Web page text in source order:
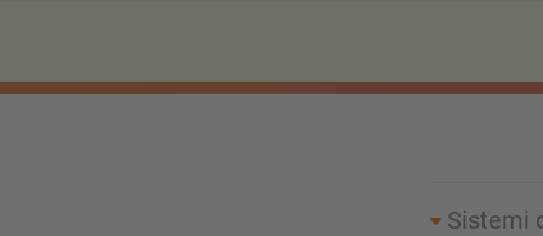
Sistemi